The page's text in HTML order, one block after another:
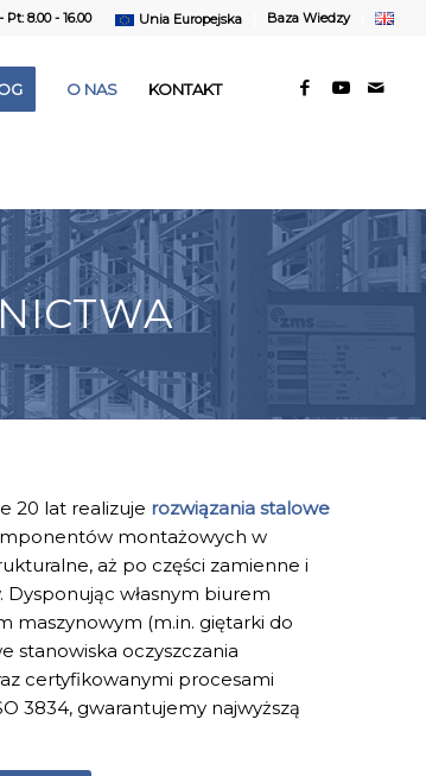
Unia Europejska Baza Wiedzy
8.00 - 16.00
O NAS KONTAKT
20 lat realizuje rozwiązania stalowe
montażowych w
aż po części zamienne i
własnym biurem
maszynowym (m.in. giętarki do
stanowiska oczyszczania
certyfikowanymi procesami
3834, gwarantujemy najwyższą